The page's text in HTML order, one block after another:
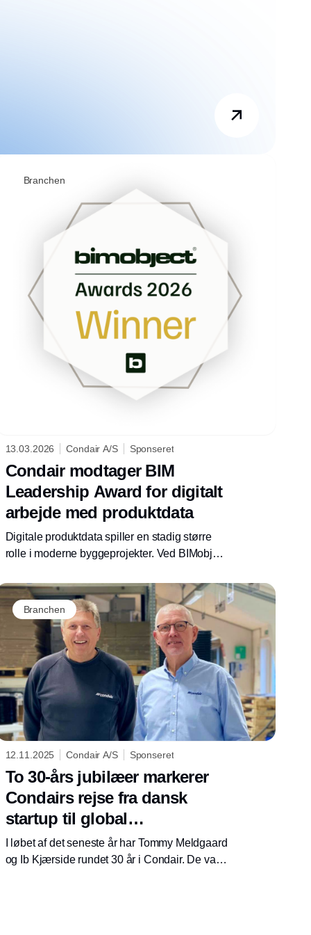
Branchen
13.03.2026 Condair A/S Sponseret
Condair modtager BIM
Leadership Award for digitalt
arbejde med produktdata
Digitale produktdata spiller en stadig større
rolle i moderne byggeprojekter. Ved BIMobject
Leadership Award, som anerkender
producenter, der bidrager til digitaliseringen af
byggebranchen.
Branchen
12.11.2025 Condair A/S Sponseret
To 30-års jubilæer markerer
Condairs rejse fra dansk
startup til global
markedsleder
I løbet af det seneste år har Tommy Meldgaard
og Ib Kjærside rundet 30 år i Condair. De var